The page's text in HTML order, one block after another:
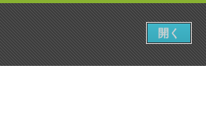
開く